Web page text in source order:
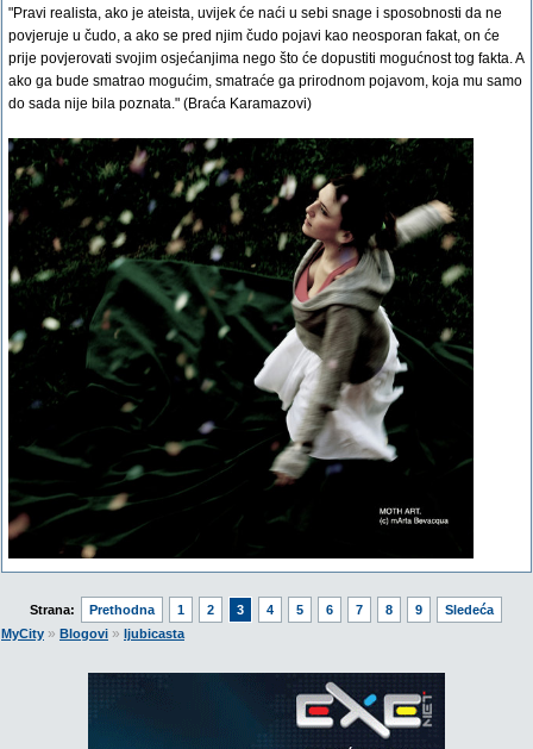
"Pravi realista, ako je ateista, uvijek će naći u sebi snage i sposobnosti da ne
povjeruje u čudo, a ako se pred njim čudo pojavi kao neosporan fakat, on će
prije povjerovati svojim osjećanjima nego što će dopustiti mogućnost tog fakta. A
ako ga bude smatrao mogućim, smatraće ga prirodnom pojavom, koja mu samo
do sada nije bila poznata." (Braća Karamazovi)
Strana: Prethodna 1 2 3 4 5 6 7 8 9
Sledeća
MyCity » Blogovi » ljubicasta